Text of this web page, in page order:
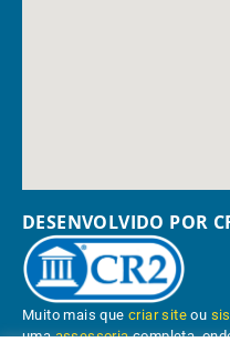
DESENVOLVIDO POR
Muito mais quecriar site ou
umaassessoriacompleta,